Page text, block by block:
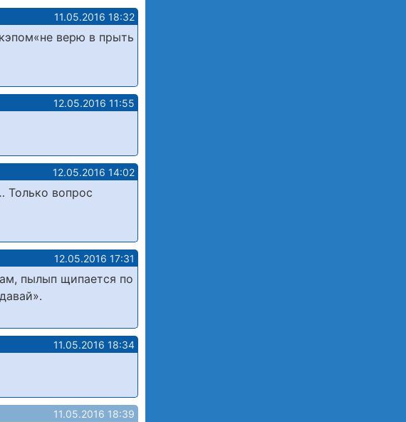
11.05.2016 18:32
верю в прыть
12.05.2016 11:55
12.05.2016 14:02
Только вопрос
12.05.2016 17:31
пылып щипается по
11.05.2016 18:34
11.05.2016 18:39